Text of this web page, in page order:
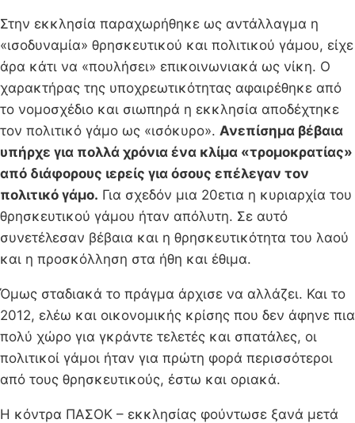
Στην εκκλησία παραχωρήθηκε ως αντάλλαγμα η
«ισοδυναμία» θρησκευτικού και πολιτικού γάμου, είχε
άρα κάτι να «πουλήσει» επικοινωνιακά ως νίκη. Ο
χαρακτήρας της υποχρεωτικότητας αφαιρέθηκε από
το νομοσχέδιο και σιωπηρά η εκκλησία αποδέχτηκε
τον πολιτικό γάμο ως «ισόκυρο». Ανεπίσημα βέβαια
υπήρχε για πολλά χρόνια ένα κλίμα «τρομοκρατίας»
από διάφορους ιερείς για όσους επέλεγαν τον
πολιτικό γάμο. Για σχεδόν μια 20ετια η κυριαρχία του
θρησκευτικού γάμου ήταν απόλυτη. Σε αυτό
συνετέλεσαν βέβαια και η θρησκευτικότητα του λαού
και η προσκόλληση στα ήθη και έθιμα.
Όμως σταδιακά το πράγμα άρχισε να αλλάζει. Και το
2012, ελέω και οικονομικής κρίσης που δεν άφηνε πια
πολύ χώρο για γκράντε τελετές και σπατάλες, οι
πολιτικοί γάμοι ήταν για πρώτη φορά περισσότεροι
από τους θρησκευτικούς, έστω και οριακά.
Η κόντρα ΠΑΣΟΚ – εκκλησίας φούντωσε ξανά μετά